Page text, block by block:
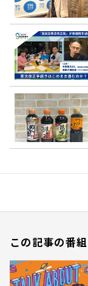
この記事の番